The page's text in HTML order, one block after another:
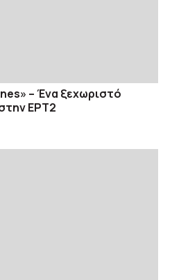
– Ένα ξεχωριστό
ΕΡΤ2